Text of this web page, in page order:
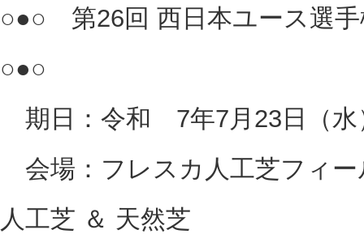
○●○ 第26回 西日本ユース選
○●○
期日：令和 7年7月23日（水
会場：フレスカ人工芝フィ
人工芝 ＆ 天然芝